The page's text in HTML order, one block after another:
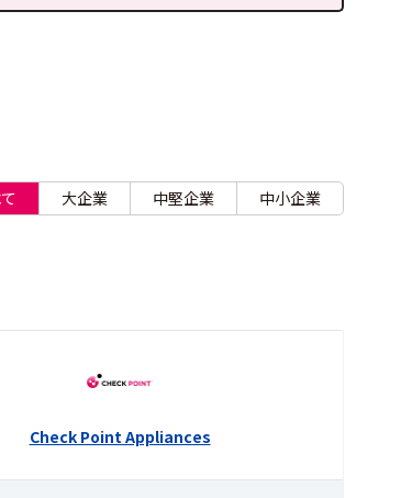
大企業 中堅企業 中小企業
Check Point Appliances